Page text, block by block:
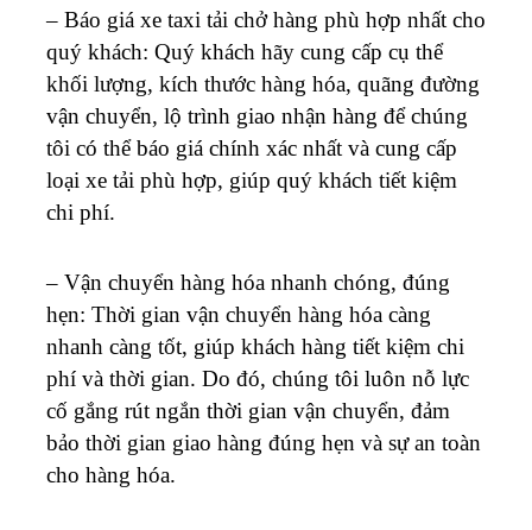
– Báo giá xe taxi tải chở hàng phù hợp nhất cho
quý khách: Quý khách hãy cung cấp cụ thể
khối lượng, kích thước hàng hóa, quãng đường
vận chuyển, lộ trình giao nhận hàng để chúng
tôi có thể báo giá chính xác nhất và cung cấp
loại xe tải phù hợp, giúp quý khách tiết kiệm
chi phí.
– Vận chuyển hàng hóa nhanh chóng, đúng
hẹn: Thời gian vận chuyển hàng hóa càng
nhanh càng tốt, giúp khách hàng tiết kiệm chi
phí và thời gian. Do đó, chúng tôi luôn nỗ lực
cố gắng rút ngắn thời gian vận chuyển, đảm
bảo thời gian giao hàng đúng hẹn và sự an toàn
cho hàng hóa.